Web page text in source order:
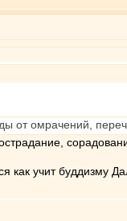
от омрачений,
учит буддизму